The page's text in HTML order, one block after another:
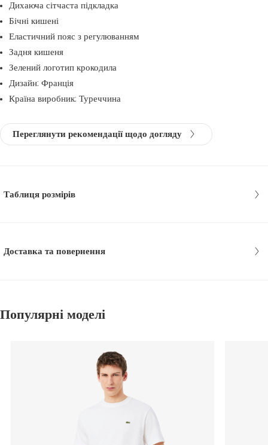
Дихаюча сітчаста підкладка
Бічні кишені
Еластичний пояс з регулюванням
Задня кишеня
Зелений логотип крокодила
Дизайн: Франція
Країна виробник: Туреччина
Переглянути рекомендації щодо догляду
Таблиця розмірів
Доставка та повернення
Популярні моделі